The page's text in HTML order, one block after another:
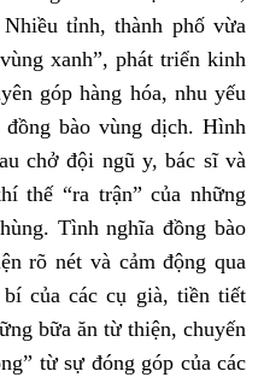
tỉnh, thành phố vừa
xanh”, phát triển kinh
góp hàng hóa, nhu yếu
bào vùng dịch. Hình
chở đội ngũ y, bác sĩ và
thế “ra trận” của những
Tình nghĩa đồng bào
rõ nét và cảm động qua
của các cụ già, tiền tiết
bữa ăn từ thiện, chuyến
từ sự đóng góp của các